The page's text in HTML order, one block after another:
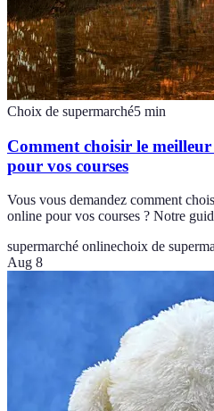
Choix de supermarché5 min
Comment choisir le
pour vos courses
Vous vous demandez comment
online pour vos courses ? Notre
supermarché onlinechoix de
Aug 8